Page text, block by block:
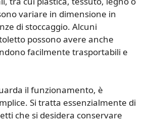
variare in dimensione in
di stoccaggio. Alcuni
possono avere anche
facilmente trasportabili e
il funzionamento, è
Si tratta essenzialmente di
che si desidera conservare